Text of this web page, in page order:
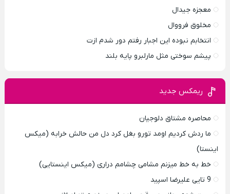
معجزه جیدال
مخلوق فرووال
انتخابم نبوده این اجبار رفتم دور شدم ازت
پیشم سوختی مثل مارلبرو پایه بلند
ریمکس جدید
محاصره مشتاق دلوجیان
ما ردش کردیم اومد تورو بغل کرد دل من حالش خرابه (میکس
اینستا)
خط به خط میزنم مشامی چشامم دراری (میکس اینستایی)
9 تایی علیرضا اسپید